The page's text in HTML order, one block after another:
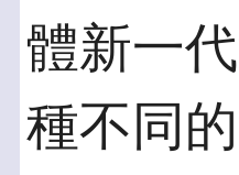
體新一
種不同